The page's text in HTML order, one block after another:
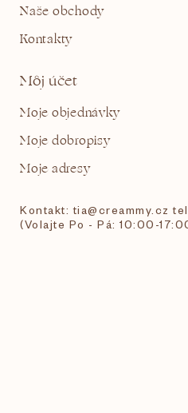
Naše obchody
Kontakty
Môj účet
Moje objednávky
Moje dobropisy
Moje adresy
Kontakt: tia@creammy.cz
(Volajte Po - Pá: 10:00-